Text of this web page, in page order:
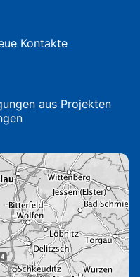
Kontakte
aus Projekten